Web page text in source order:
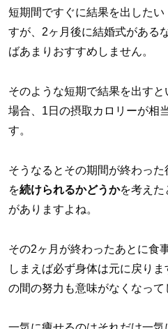
短期間ですぐに結果を出したい
すが、2ヶ月後に結婚式がある
ばあまりおすすめしません。
そのような短期で結果を出す
場合、1日の摂取カロリーが相
す。
そうなるとその期間が終わっ
を続けられるかどうかを考えた
がありますよね。
その2ヶ月が終わったあとに食
しまえば必ず身体は元に戻り
の間の努力も意味がなくなって